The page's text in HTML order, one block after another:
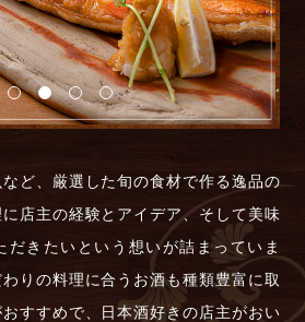
ど、厳選した旬の食材で作る逸品の
店主の経験とアイデア、そして美味
だきたいという想いが詰まっていま
りの料理に合うお酒も種類豊富に取
すすめで、日本酒好きの店主がおい